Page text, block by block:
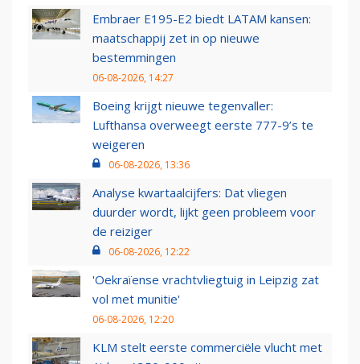
Embraer E195-E2 biedt LATAM kansen:
maatschappij zet in op nieuwe
bestemmingen
06-08-2026, 14:27
Boeing krijgt nieuwe tegenvaller:
Lufthansa overweegt eerste 777-9’s te
weigeren
06-08-2026, 13:36
Analyse kwartaalcijfers: Dat vliegen
duurder wordt, lijkt geen probleem voor
de reiziger
06-08-2026, 12:22
'Oekraïense vrachtvliegtuig in Leipzig zat
vol met munitie'
06-08-2026, 12:20
KLM stelt eerste commerciële vlucht met